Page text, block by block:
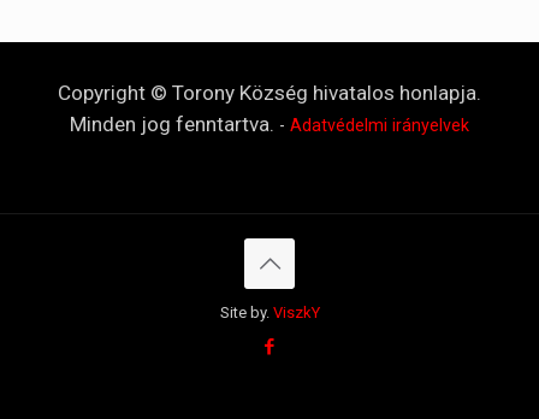
Copyright © Torony Község hivatalos honlapja.
Minden jog fenntartva. - Adatvédelmi irányelvek
Site by. ViszkY